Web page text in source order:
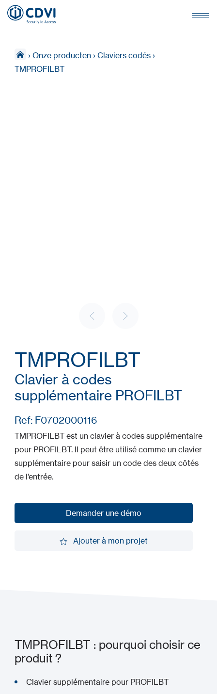
› Onze producten › Claviers codés ›
TMPROFILBT
TMPROFILBT
Clavier à codes
supplémentaire PROFILBT
Ref: F0702000116
TMPROFILBT est un clavier à codes supplémentaire
pour PROFILBT. Il peut être utilisé comme un clavier
supplémentaire pour saisir un code des deux côtés
de l’entrée.
Demander une démo
Ajouter à mon projet
TMPROFILBT : pourquoi choisir ce
produit ?
Clavier supplémentaire pour PROFILBT